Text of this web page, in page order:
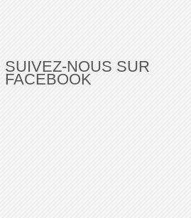
SUIVEZ-NOUS SUR
FACEBOOK